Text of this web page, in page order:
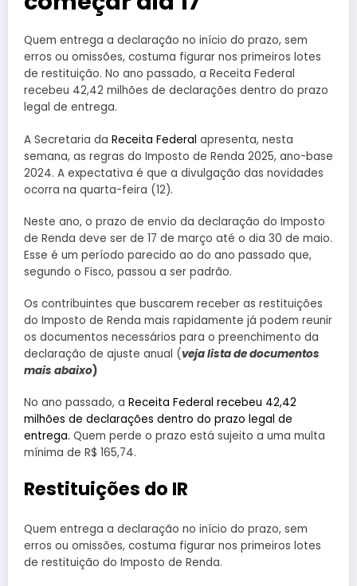
Quem entrega a declaração no início do prazo, sem
erros ou omissões, costuma figurar nos primeiros lotes
de restituição. No ano passado, a Receita Federal
recebeu 42,42 milhões de declarações dentro do prazo
legal de entrega.
A Secretaria da Receita Federal apresenta, nesta
semana, as regras do Imposto de Renda 2025, ano-base
2024. A expectativa é que a divulgação das novidades
ocorra na quarta-feira (12).
Neste ano, o prazo de envio da declaração do Imposto
de Renda deve ser de 17 de março até o dia 30 de maio.
Esse é um período parecido ao do ano passado que,
segundo o Fisco, passou a ser padrão.
Os contribuintes que buscarem receber as restituições
do Imposto de Renda mais rapidamente já podem reunir
os documentos necessários para o preenchimento da
declaração de ajuste anual (veja lista de documentos
mais abaixo)
No ano passado, a Receita Federal recebeu 42,42
milhões de declarações dentro do prazo legal de
entrega. Quem perde o prazo está sujeito a uma multa
mínima de R$ 165,74.
Restituições do IR
Quem entrega a declaração no início do prazo, sem
erros ou omissões, costuma figurar nos primeiros lotes
de restituição do Imposto de Renda.